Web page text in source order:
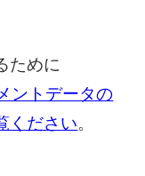
ために
ントデータの
ください。